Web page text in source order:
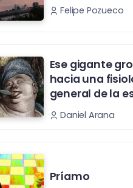
Felipe Pozueco
Ese gigante
hacia una
general de la
Daniel Arana
Príamo